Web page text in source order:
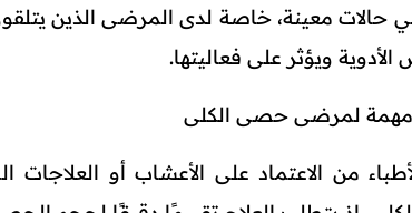
حالات معينة، خاصة لدى المرضى الذين
ويؤثر على فعاليتها.
لمرضى حصى الكلى
من الاعتماد على الأعشاب أو